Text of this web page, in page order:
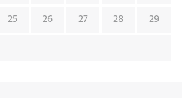
25 26 27 28 29